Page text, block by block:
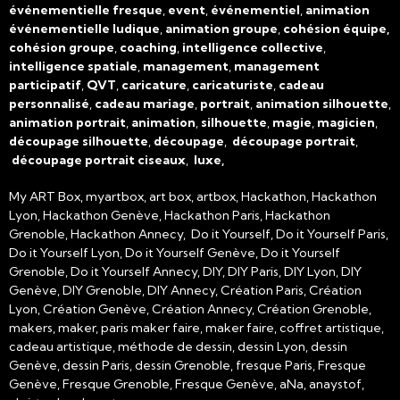
événementielle fresque, event, événementiel, animation
événementielle ludique, animation groupe, cohésion équipe,
cohésion groupe, coaching, intelligence collective,
intelligence spatiale, management, management
participatif, QVT, caricature, caricaturiste, cadeau
personnalisé, cadeau mariage, portrait, animation silhouette,
animation portrait, animation, silhouette, magie, magicien,
découpage silhouette, découpage, découpage portrait,
découpage portrait ciseaux, luxe,
My ART Box, myartbox, art box, artbox, Hackathon, Hackathon
Lyon, Hackathon Genève, Hackathon Paris, Hackathon
Grenoble, Hackathon Annecy, Do it Yourself, Do it Yourself Paris,
Do it Yourself Lyon, Do it Yourself Genève, Do it Yourself
Grenoble, Do it Yourself Annecy, DIY, DIY Paris, DIY Lyon, DIY
Genève, DIY Grenoble, DIY Annecy, Création Paris, Création
Lyon, Création Genève, Création Annecy, Création Grenoble,
makers, maker, paris maker faire, maker faire, coffret artistique,
cadeau artistique, méthode de dessin, dessin Lyon, dessin
Genève, dessin Paris, dessin Grenoble, fresque Paris, Fresque
Genève, Fresque Grenoble, Fresque Genève, aNa, anaystof,